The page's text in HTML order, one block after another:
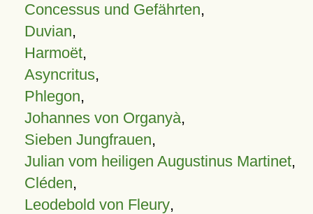
Concessus und Gefährten,
Duvian,
Harmoët,
Asyncritus,
Phlegon,
Johannes von Organyà,
Sieben Jungfrauen,
Julian vom heiligen Augustinus Martinet,
Cléden,
Leodebold von Fleury,